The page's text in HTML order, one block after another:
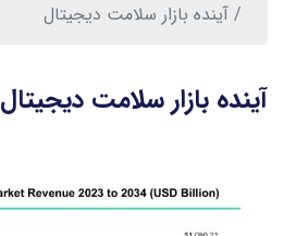
آینده بازار سلامت دیجیتال
آینده بازار سلامت دیجیتال